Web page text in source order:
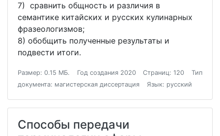
7) сравнить общность и различия в
семантике китайских и русских кулинарных
фразеологизмов;
8) обобщить полученные результаты и
подвести итоги.
Размер: 0.15 МБ. Год создания 2020 Страниц: 120
Тип
документа: магистерская диссертация
Язык: русский
Способы передачи